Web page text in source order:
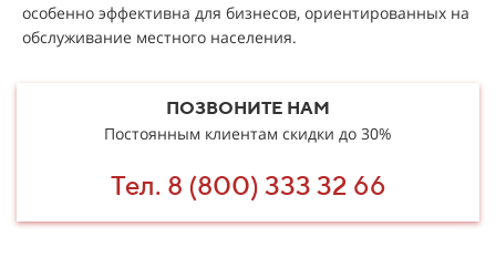
особенно эффективна для бизнесов, ориентированных на
обслуживание местного населения.
ПОЗВОНИТЕ НАМ
Постоянным клиентам скидки до 30%
Тел. 8 (800) 333 32 66